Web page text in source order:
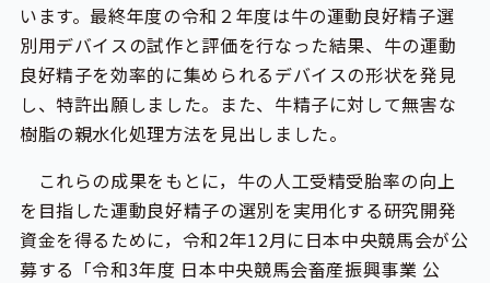
います。最終年度の令和２年度は牛の運動良好精子選
別用デバイスの試作と評価を行なった結果、牛の運動
良好精子を効率的に集められるデバイスの形状を発見
し、特許出願しました。また、牛精子に対して無害な
樹脂の親水化処理方法を見出しました。
これらの成果をもとに，牛の人工受精受胎率の向上
を目指した運動良好精子の選別を実用化する研究開発
資金を得るために，令和2年12月に日本中央競馬会が公
募する「令和3年度 日本中央競馬会畜産振興事業 公